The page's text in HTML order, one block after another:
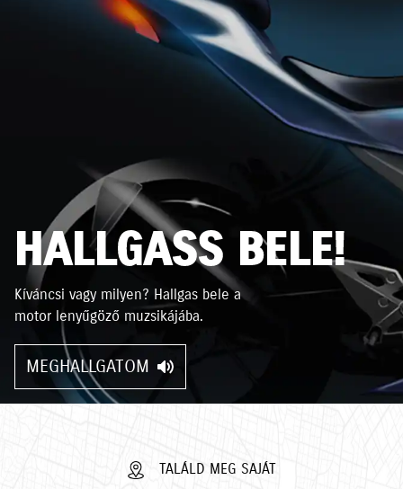
HALLGASS BELE!
Kíváncsi vagy milyen? Hallgas bele a
motor lenyűgöző muzsikájába.
MEGHALLGATOM
TALÁLD MEG SAJÁT